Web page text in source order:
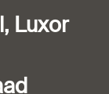
Luxor